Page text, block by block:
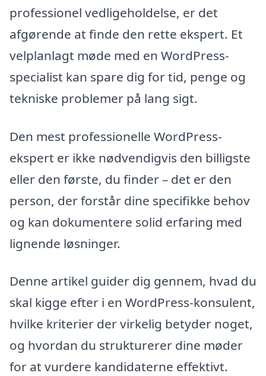
professionel vedligeholdelse, er det
afgørende at finde den rette ekspert. Et
velplanlagt møde med en WordPress-
specialist kan spare dig for tid, penge og
tekniske problemer på lang sigt.
Den mest professionelle WordPress-
ekspert er ikke nødvendigvis den billigste
eller den første, du finder – det er den
person, der forstår dine specifikke behov
og kan dokumentere solid erfaring med
lignende løsninger.
Denne artikel guider dig gennem, hvad du
skal kigge efter i en WordPress-konsulent,
hvilke kriterier der virkelig betyder noget,
og hvordan du strukturerer dine møder
for at vurdere kandidaterne effektivt.